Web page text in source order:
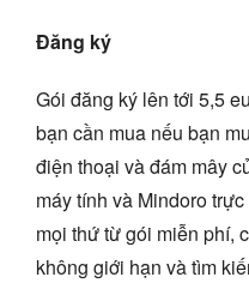
Đăng ký
Gói đăng ký lên tới 5,5
bạn cần mua nếu bạn
điện thoại và đám mây
máy tính và Mindoro
mọi thứ từ gói miễn phí,
không giới hạn và tìm